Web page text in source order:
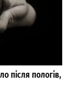
після пологів,